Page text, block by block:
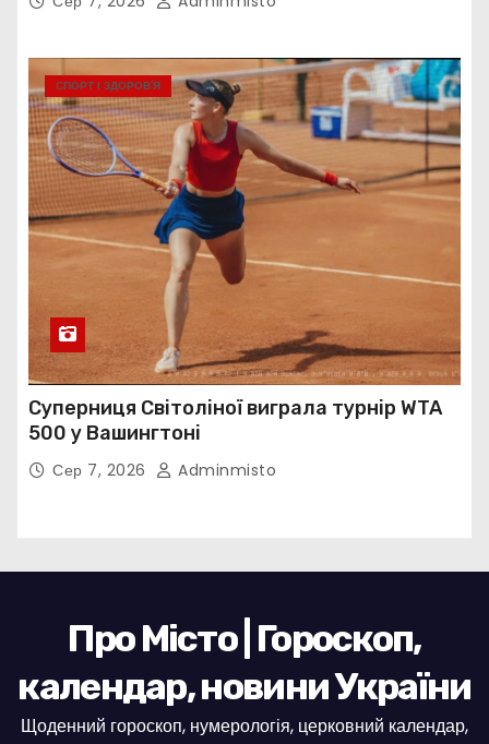
СПОРТ І ЗДОРОВ’Я
Суперниця Світоліної виграла турнір WTA
500 у Вашингтоні
Сер 7, 2026 Adminmisto
Про Місто | Гороскоп,
календар, новини України
Щоденний гороскоп, нумерологія, церковний календар,